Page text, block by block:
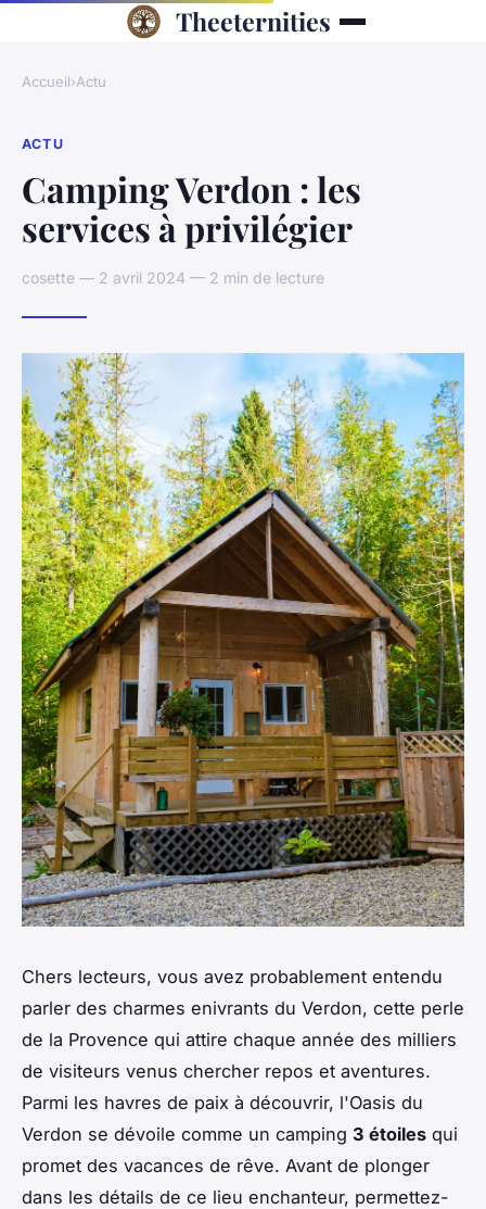
Theeternities
Accueil›Actu
ACTU
Camping Verdon : les
services à privilégier
cosette — 2 avril 2024 — 2 min de lecture
Chers lecteurs, vous avez probablement entendu
parler des charmes enivrants du Verdon, cette perle
de la Provence qui attire chaque année des milliers
de visiteurs venus chercher repos et aventures.
Parmi les havres de paix à découvrir, l'Oasis du
Verdon se dévoile comme un camping 3 étoiles qui
promet des vacances de rêve. Avant de plonger
dans les détails de ce lieu enchanteur, permettez-